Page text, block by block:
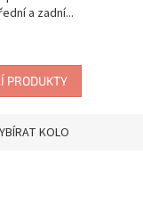
a zadní...
PRODUKTY
KOLO